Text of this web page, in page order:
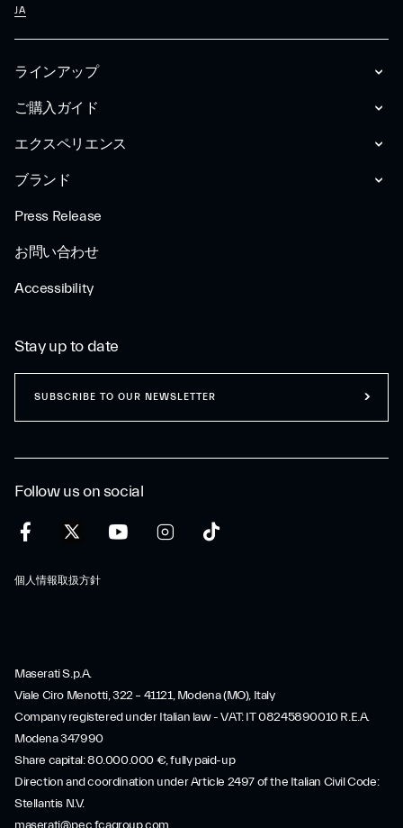
ラインアップ
ご購入ガイド
エクスペリエンス
ブランド
Press Release
お問い合わせ
Accessibility
JA
Follow us on social
個人情報取扱方針
Stay up to date
SUBSCRIBE TO OUR NEWSLETTER
Maserati S.p.A.
Viale Ciro Menotti, 322 – 41121, Modena (MO), Italy
Company registered under Italian law - VAT: IT 08245890010 R.E.A.
Modena 347990
Share capital: 80.000.000 €, fully paid-up
Direction and coordination under Article 2497 of the Italian Civil Code:
Stellantis N.V.